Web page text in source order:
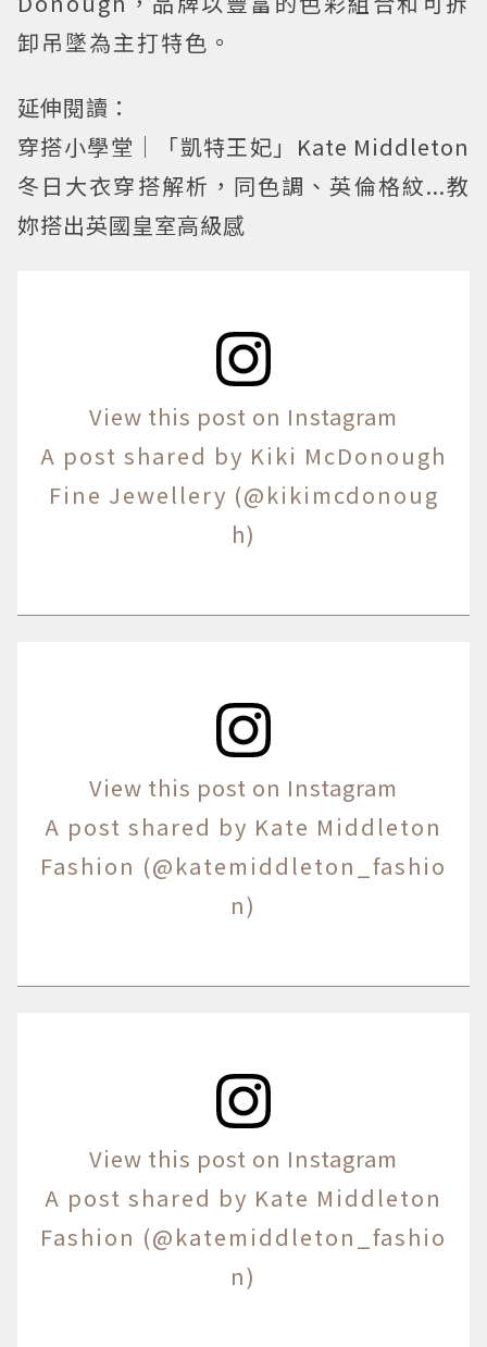
卸吊墜為主打特色。
延伸閱讀：
穿搭小學堂│「凱特王妃」Kate Middleton
冬日大衣穿搭解析，同色調、英倫格紋...教
妳搭出英國皇室高級感
View this post on Instagram
A post shared by Kiki McDonough
Fine Jewellery (@kikimcdonoug
h)
View this post on Instagram
A post shared by Kate Middleton
Fashion (@katemiddleton_fashio
n)
View this post on Instagram
A post shared by Kate Middleton
Fashion (@katemiddleton_fashio
n)